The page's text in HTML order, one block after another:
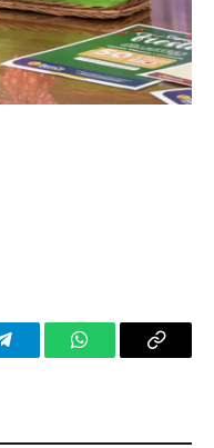
TelegramWhatsAppCopy